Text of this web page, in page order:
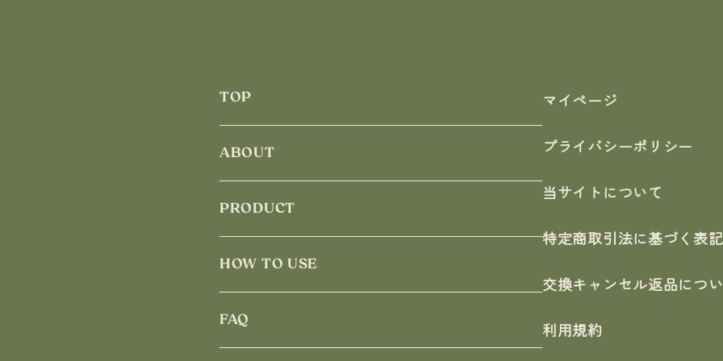
TOP
ABOUT
PRODUCT
HOW TO USE
FAQ
マイページ
プライバシーポリシー
当サイトについて
特定商取引法に基づく表記
交換キャンセル返品につ
利用規約